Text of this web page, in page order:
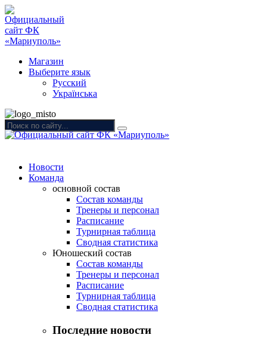
Магазин
Выберите язык
Русский
Українська
Новости
Команда
основной состав
Состав команды
Тренеры и персонал
Расписание
Турнирная таблица
Сводная статистика
Юношеский состав
Состав команды
Тренеры и персонал
Расписание
Турнирная таблица
Сводная статистика
Последние новости